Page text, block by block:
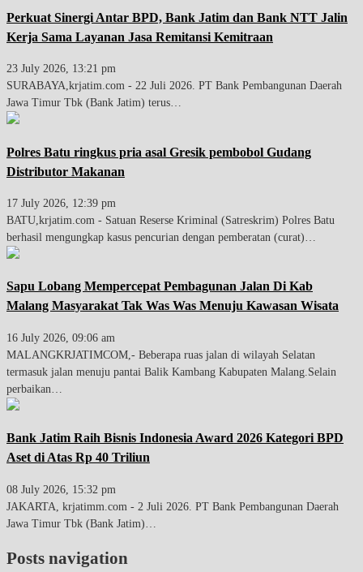
Perkuat Sinergi Antar BPD, Bank Jatim dan Bank NTT Jalin
Kerja Sama Layanan Jasa Remitansi Kemitraan
23 July 2026, 13:21 pm
SURABAYA,krjatim.com - 22 Juli 2026. PT Bank Pembangunan Daerah
Jawa Timur Tbk (Bank Jatim) terus…
Polres Batu ringkus pria asal Gresik pembobol Gudang
Distributor Makanan
17 July 2026, 12:39 pm
BATU,krjatim.com - Satuan Reserse Kriminal (Satreskrim) Polres Batu
berhasil mengungkap kasus pencurian dengan pemberatan (curat)…
Sapu Lobang Mempercepat Pembagunan Jalan Di Kab
Malang Masyarakat Tak Was Was Menuju Kawasan Wisata
16 July 2026, 09:06 am
MALANGKRJATIMCOM,- Beberapa ruas jalan di wilayah Selatan
termasuk jalan menuju pantai Balik Kambang Kabupaten Malang.Selain
perbaikan…
Bank Jatim Raih Bisnis Indonesia Award 2026 Kategori BPD
Aset di Atas Rp 40 Triliun
08 July 2026, 15:32 pm
JAKARTA, krjatimm.com - 2 Juli 2026. PT Bank Pembangunan Daerah
Jawa Timur Tbk (Bank Jatim)…
Posts navigation